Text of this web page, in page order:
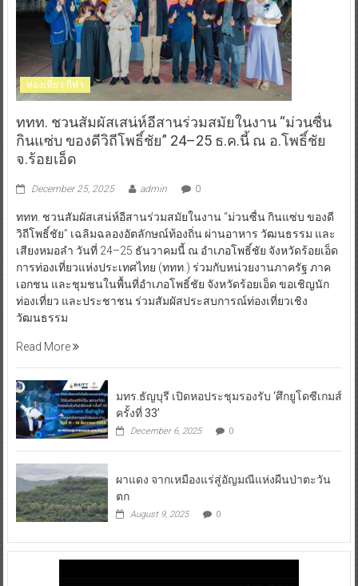
ท่องเที่ยว-กีฬา
ททท. ชวนสัมผัสเสน่ห์อีสานร่วมสมัยในงาน “ม่วนซื่น
กินแซ่บ ของดีวิถีโพธิ์ชัย” 24–25 ธ.ค.นี้ ณ อ.โพธิ์ชัย
จ.ร้อยเอ็ด
December 25, 2025 admin 0
ททท. ชวนสัมผัสเสน่ห์อีสานร่วมสมัยในงาน “ม่วนซื่น กินแซ่บ ของดี
วิถีโพธิ์ชัย” เฉลิมฉลองอัตลักษณ์ท้องถิ่น ผ่านอาหาร วัฒนธรรม และ
เสียงหมอลำ วันที่ 24–25 ธันวาคมนี้ ณ อำเภอโพธิ์ชัย จังหวัดร้อยเอ็ด
การท่องเที่ยวแห่งประเทศไทย (ททท.) ร่วมกับหน่วยงานภาครัฐ ภาค
เอกชน และชุมชนในพื้นที่อำเภอโพธิ์ชัย จังหวัดร้อยเอ็ด ขอเชิญนัก
ท่องเที่ยว และประชาชน ร่วมสัมผัสประสบการณ์ท่องเที่ยวเชิง
วัฒนธรรม
Read More
มทร.ธัญบุรี เปิดหอประชุมรองรับ ‘ศึกยูโดซีเกมส์
ครั้งที่ 33’
December 6, 2025 0
ผาแดง จากเหมืองแร่สู่อัญมณีแห่งผืนป่าตะวัน
ตก
August 9, 2025 0